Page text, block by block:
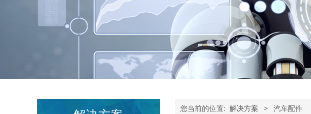
您当前的位置: 解决方案 > 汽车配件